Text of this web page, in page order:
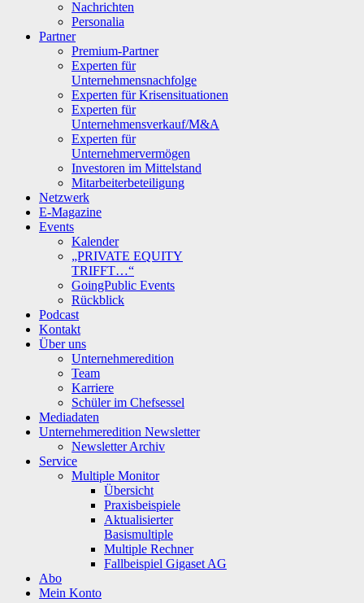
Nachrichten
Personalia
Partner
Premium-Partner
Experten für
Unternehmensnachfolge
Experten für Krisensituationen
Experten für
Unternehmensverkauf/M&A
Experten für
Unternehmervermögen
Investoren im Mittelstand
Mitarbeiterbeteiligung
Netzwerk
E-Magazine
Events
Kalender
„PRIVATE EQUITY
TRIFFT…“
GoingPublic Events
Rückblick
Podcast
Kontakt
Über uns
Unternehmeredition
Team
Karriere
Schüler im Chefsessel
Mediadaten
Unternehmeredition Newsletter
Newsletter Archiv
Service
Multiple Monitor
Übersicht
Praxisbeispiele
Aktualisierter
Basismultiple
Multiple Rechner
Fallbeispiel Gigaset AG
Abo
Mein Konto